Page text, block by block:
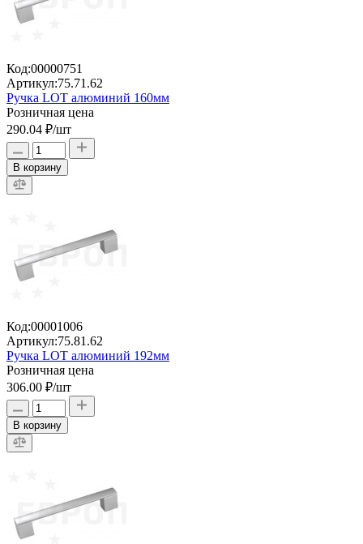
Код:00000751
Артикул:75.71.62
Ручка LOT алюминий 160мм
Розничная цена
290.04 ₽/шт
В корзину
Код:00001006
Артикул:75.81.62
Ручка LOT алюминий 192мм
Розничная цена
306.00 ₽/шт
В корзину